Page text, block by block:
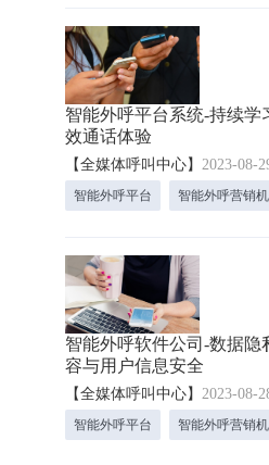
智能外呼平台系统-持续学
效通话体验
【全媒体呼叫中心】 2023-08-
智能外呼平台 智能外呼营销
智能外呼软件公司-数据隐
容与用户信息安全
【全媒体呼叫中心】 2023-08-
智能外呼平台 智能外呼营销